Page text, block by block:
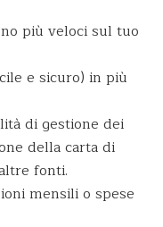
più veloci sul tuo
e sicuro) in più
di gestione dei
della carta di
fonti.
mensili o spese